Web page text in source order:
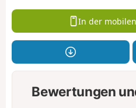
In der
Bewertungen